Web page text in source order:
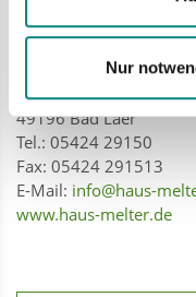
Nur
Finkenweg 2
49196 Bad Laer
Tel.: 05424 29150
Fax: 05424 291513
E-Mail: info@haus-
www.haus-melter.de